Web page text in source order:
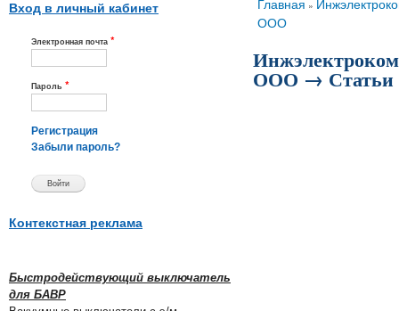
Вход в личный кабинет
Электронная почта *
Пароль *
Регистрация
Забыли пароль?
Контекстная реклама
Быстродействующий выключатель
для БАВР
Вы здесь
Главная »
ООО
ООО → Статьи